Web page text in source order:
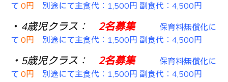
て0円 別途にて主食代：1,500円 副食代：4,500円
・ 4歳児クラス： 2名募集
保育料無償化に
て0円 別途にて主食代：1,500円 副食代：4,500円
・5歳児クラス： 2名募集
保育料無償化に
て0円 別途にて主食代：1,500円 副食代：4,500円